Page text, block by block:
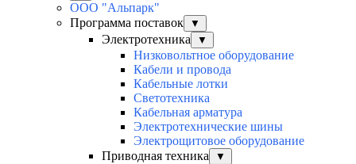
ООО "Альпарк"
Программа поставок
▼
Электротехника ▼
Низковольтное оборудование
Кабели и провода
Кабельные лотки
Светотехника
Кабельная арматура
Электротехнические шины
Электрощитовое оборудование
Приводная техника
▼